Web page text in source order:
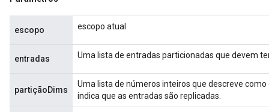
escopo escopo atual
entradas Uma lista de entradas particionadas que devem
partiçãoDims
Uma lista de números inteiros que descreve
indica que as entradas são replicadas.